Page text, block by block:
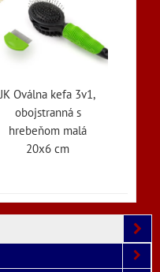
JK Oválna kefa 3v1,
obojstranná s
hrebeňom malá
20x6 cm